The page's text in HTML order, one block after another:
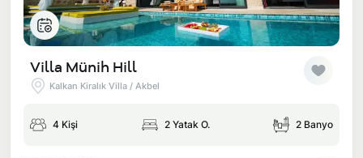
Villa Münih Hill
Kalkan Kiralık Villa / Akbel
4 Kişi 2 Yatak O. 2 Banyo